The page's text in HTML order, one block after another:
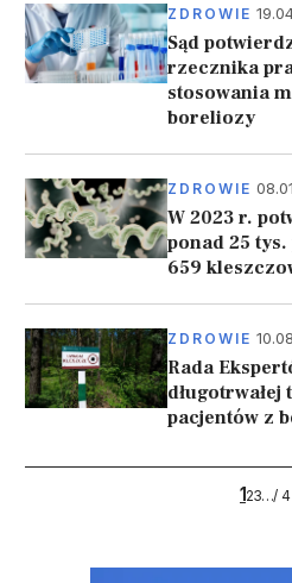
ZDROWIE
Sąd
rzecznika
stosowania
boreliozy
ZDROWIE
W 2023 r.
ponad 25
659
ZDROWIE
Rada
pacjentów z
123…/ 4
4